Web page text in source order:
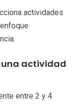
actividades
una actividad
entre 2 y 4